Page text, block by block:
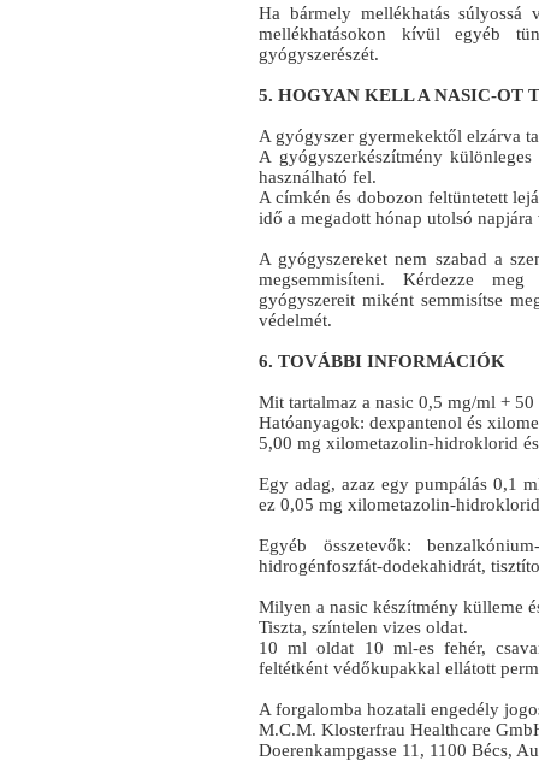
Ha bármely mellékhatás súlyossá
mellékhatásokon kívül egyéb
gyógyszerészét.
5. HOGYAN KELL A NASIC-OT
A gyógyszer gyermekektől elzárva
A gyógyszerkészítmény
használható fel.
A címkén és dobozon feltüntetett
idő a megadott hónap utolsó
A gyógyszereket nem szabad a
megsemmisíteni. Kérdezze
gyógyszereit miként semmisítse
védelmét.
6. TOVÁBBI INFORMÁCIÓK
Mit tartalmaz a nasic 0,5 mg/ml +
Hatóanyagok: dexpantenol és
5,00 mg xilometazolin-hidroklorid
Egy adag, azaz egy pumpálás 0,1
ez 0,05 mg xilometazolin-
Egyéb összetevők:
hidrogénfoszfát-dodekahidrát,
Milyen a nasic készítmény külleme
Tiszta, színtelen vizes oldat.
10 ml oldat 10 ml-es fehér,
feltétként védőkupakkal ellátott
A forgalomba hozatali engedély
M.C.M. Klosterfrau Healthcare
Doerenkampgasse 11, 1100 Bécs,